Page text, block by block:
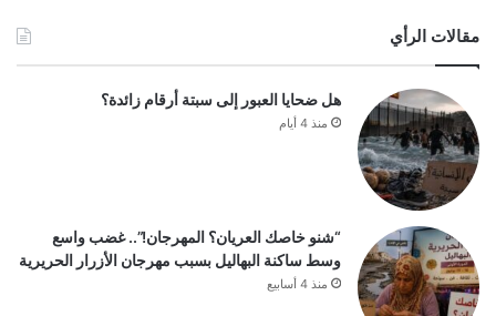
مقالات الرأي
هل ضحايا العبور إلى سبتة أرقام زائدة؟
منذ 4 أيام
“شنو خاصك العريان؟ المهرجان!”.. غضب واسع
وسط ساكنة البهاليل بسبب مهرجان الأزرار الحريرية
منذ 4 أسابيع